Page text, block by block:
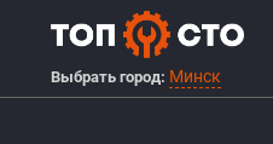
Выбрать город: Минск